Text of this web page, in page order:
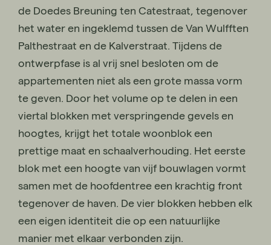
de Doedes Breuning ten Catestraat, tegenover
het water en ingeklemd tussen de Van Wulfften
Palthestraat en de Kalverstraat. Tijdens de
ontwerpfase is al vrij snel besloten om de
appartementen niet als een grote massa vorm
te geven. Door het volume op te delen in een
viertal blokken met verspringende gevels en
hoogtes, krijgt het totale woonblok een
prettige maat en schaalverhouding. Het eerste
blok met een hoogte van vijf bouwlagen vormt
samen met de hoofdentree een krachtig front
tegenover de haven. De vier blokken hebben elk
een eigen identiteit die op een natuurlijke
manier met elkaar verbonden zijn.